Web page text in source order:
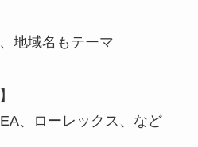
地域名もテーマ
、ローレックス、など